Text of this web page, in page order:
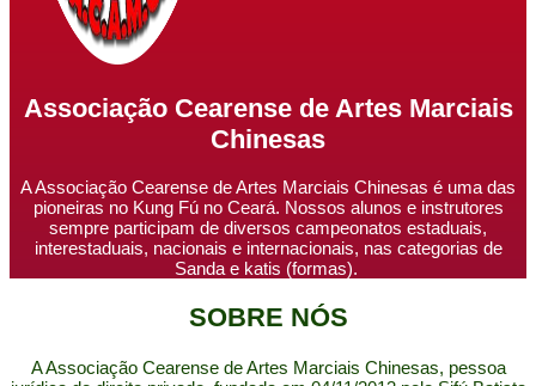
Associação Cearense de Artes Marciais
Chinesas
A Associação Cearense de Artes Marciais Chinesas é uma das
pioneiras no Kung Fú no Ceará. Nossos alunos e instrutores
sempre participam de diversos campeonatos estaduais,
interestaduais, nacionais e internacionais, nas categorias de
Sanda e katis (formas).
SOBRE NÓS
A Associação Cearense de Artes Marciais Chinesas, pessoa